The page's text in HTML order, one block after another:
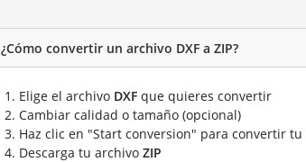
¿Cómo convertir un archivo DXF a ZIP?
Elige el archivo DXF que quieres convertir
Cambiar calidad o tamaño (opcional)
Haz clic en "Start conversion" para convertir
Descarga tu archivo ZIP